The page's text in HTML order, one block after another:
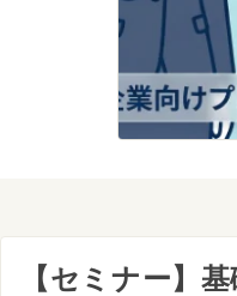
【セミナー】